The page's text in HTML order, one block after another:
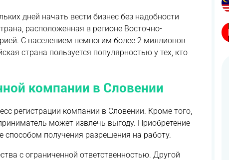
дней начать вести бизнес без надобности
расположенная в регионе Восточно-
С населением немногим более 2 миллионов
страна пользуется популярностью у тех, кто
компании в Словении
регистрации компании в Словении. Кроме того,
может извлечь выгоду. Приобретение
получения разрешения на работу.
с ограниченной ответственностью. Другой